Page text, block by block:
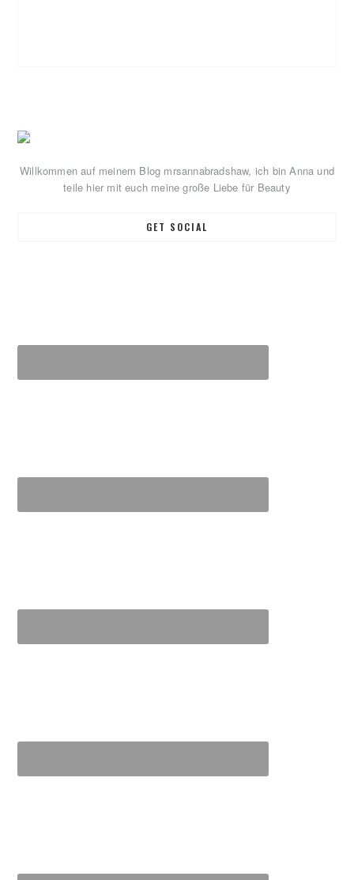
Primary
Sidebar
Willkommen auf meinem Blog mrsannabradshaw, ich bin Anna und
teile hier mit euch meine große Liebe für Beauty
GET SOCIAL